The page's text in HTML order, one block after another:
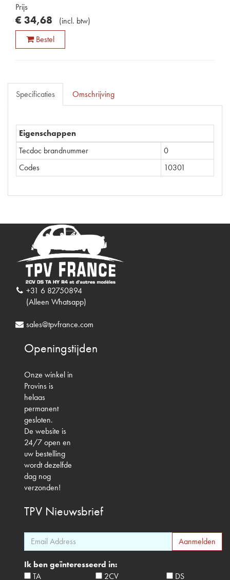
Prijs
€ 34,68 (incl. btw)
Bestel
Specificaties Omschrijving
Eigenschappen
Tecdoc brandnummer
0
Codes
10301
+31 6 82750894
(Alleen Whatsapp)
sales@tpvfrance.com
Openingstijden
Onze winkel in
Provins is
helaas
permanent
gesloten.
De website is
24/7 open en
uw bestelling
wordt dezelfde
dag nog
verzonden!
TPV Nieuwsbrief
Ik ben geïnteresseerd in:
TA
2CV DS